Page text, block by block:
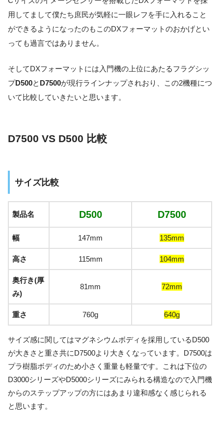
用してまして僕たち庶民が気軽に一眼レフを手に入れること
ができるようになったのもこのDXフォーマットのおかげとい
っても過言ではありません。
そしてDXフォーマットには入門機の上位にあたるフラグシッ
プD500と D7500が現行ラインナップされおり、この2機種につ
いて比較していきたいと思います。
D7500 VS D500 比較
サイズ比較
製品名 D500 D7500
幅 147mm 135mm
高さ 115mm 104mm
奥行き(厚
み)
81mm 72mm
重さ 760g 640g
サイズ感に関してはマグネシウムボディを採用しているD500
が大きさと重さ共にD7500より大きくなっています。D7500は
プラ樹脂ボディのため小さく重量も軽量です。これは下位の
D3000シリーズやD5000シリーズにみられる構造なので入門機
からのステップアップの方にはあまり違和感なく感じられる
と思います。